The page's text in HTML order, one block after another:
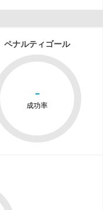
ペナルティゴール
-
成功率